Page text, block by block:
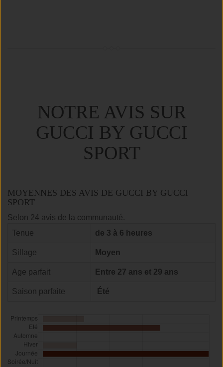
NOTRE AVIS SUR
GUCCI BY GUCCI
SPORT
MOYENNES DES AVIS DE GUCCI BY GUCCI
SPORT
Selon 24 avis de la communauté.
Tenue
de 3 à 6 heures
Sillage Moyen
Age parfait Entre 27 ans et 29 ans
Saison parfaite Été